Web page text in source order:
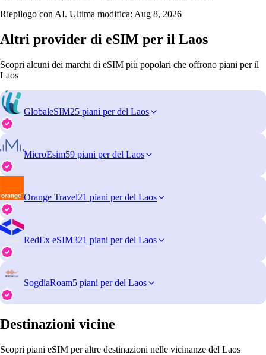
Riepilogo con AI. Ultima modifica: Aug 8, 2026
Altri provider di eSIM per il Laos
Scopri alcuni dei marchi di eSIM più popolari che offrono piani per il
Laos
GlobaleSIM25 piani per del Laos
MicroEsim59 piani per del Laos
Orange Travel21 piani per del Laos
RedEx eSIM321 piani per del Laos
SogdiaRoam5 piani per del Laos
Destinazioni vicine
Scopri piani eSIM per altre destinazioni nelle vicinanze del Laos